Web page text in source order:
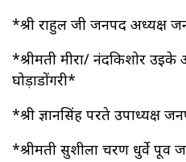
*श्री राहुल जी जनपद अध्यक्ष
*श्रीमती मीरा/ नंदकिशोर उइके
घोड़ाडोंगरी*
*श्री ज्ञानसिंह परते उपाध्यक्ष
*श्रीमती सुशीला चरण धुर्वे पूर्व